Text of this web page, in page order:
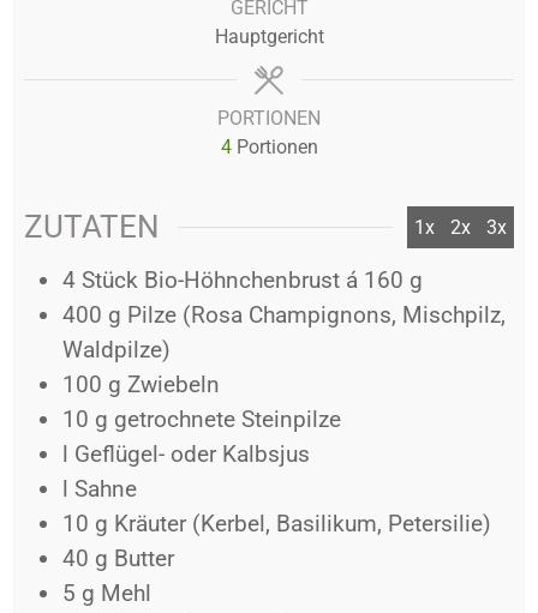
GERICHT
Hauptgericht
PORTIONEN
4 Portionen
ZUTATEN 1x 2x 3x
4 Stück Bio-Höhnchenbrust á 160 g
400 g Pilze (Rosa Champignons, Mischpilz,
Waldpilze)
100 g Zwiebeln
10 g getrochnete Steinpilze
l Geflügel- oder Kalbsjus
l Sahne
10 g Kräuter (Kerbel, Basilikum, Petersilie)
40 g Butter
5 g Mehl